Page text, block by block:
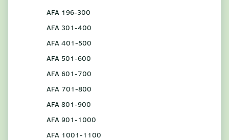
AFA 196-300
AFA 301-400
AFA 401-500
AFA 501-600
AFA 601-700
AFA 701-800
AFA 801-900
AFA 901-1000
AFA 1001-1100